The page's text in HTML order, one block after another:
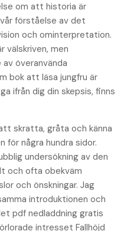
om att historia är
förståelse av det
och ominterpretation.
välskriven, men
överanvända
bok att läsa jungfru är
ifrån dig din skepsis, finns
skratta, gråta och känna
för några hundra sidor.
undersökning av den
och ofta obekväm
och önskningar. Jag
introduktionen och
pdf nedladdning gratis
intresset Fallhöjd